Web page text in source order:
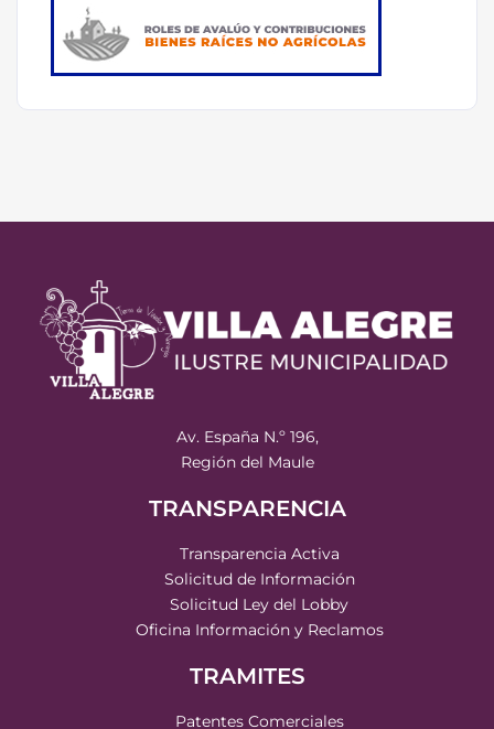
Av. España N.º 196,
Región del Maule
TRANSPARENCIA
Transparencia Activa
Solicitud de Información
Solicitud Ley del Lobby
Oficina Información y Reclamos
TRAMITES
Patentes Comerciales